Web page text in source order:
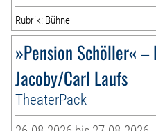
Rubrik: Bühne
»Pension Schöller«
Jacoby/Carl Laufs
TheaterPack